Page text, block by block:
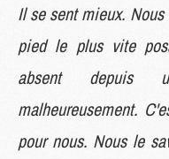
Il se sent mieux.
pied le plus vite
absent depuis
malheureusement.
pour nous. Nous le